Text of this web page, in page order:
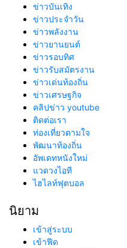
ข่าวบันเทิง
ข่าวประจำวัน
ข่าวพลังงาน
ข่าวยานยนต์
ข่าวรอบทิศ
ข่าวรับสมัตรงาน
ข่าวเด่นท้องถิ่น
ข่าวเศรษฐกิจ
คลิปข่าว youtube
ติดต่อเรา
ท่องเที่ยวตามใจ
พัฒนาท้องถิ่น
อัพเดทหนังใหม่
แวดวงไอที
ไฮไลท์ฟุตบอล
นิยาม
เข้าสู่ระบบ
เข้าฟีด